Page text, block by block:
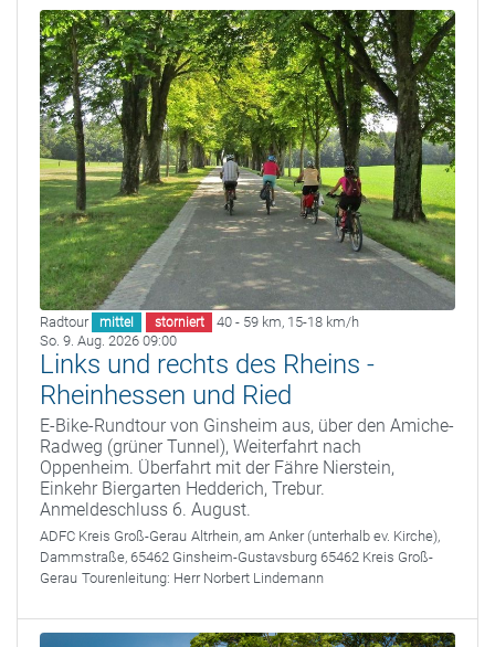
Radtour mittel storniert 40 - 59 km, 15-18 km/h
So. 9. Aug. 2026 09:00
Links und rechts des Rheins -
Rheinhessen und Ried
E-Bike-Rundtour von Ginsheim aus, über den Amiche-
Radweg (grüner Tunnel), Weiterfahrt nach
Oppenheim. Überfahrt mit der Fähre Nierstein,
Einkehr Biergarten Hedderich, Trebur.
Anmeldeschluss 6. August.
ADFC Kreis Groß-Gerau Altrhein, am Anker (unterhalb ev. Kirche),
Dammstraße, 65462 Ginsheim-Gustavsburg 65462 Kreis Groß-
Gerau Tourenleitung: Herr Norbert Lindemann